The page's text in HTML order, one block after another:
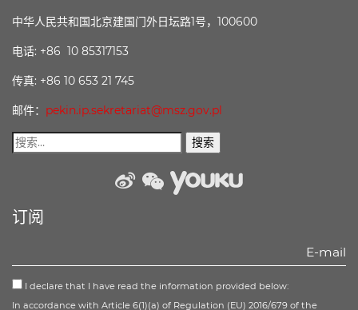
中华人民共和国北京建国门外日坛路1号，100600
电话: +86 10 85317153
传真: +86 10 653 21 745
邮件： pekin.ip.sekretariat@msz.gov.pl
订阅
I declare that I have read the information provided below:
In accordance with Article 6(1)(a) of Regulation (EU) 2016/679 of the